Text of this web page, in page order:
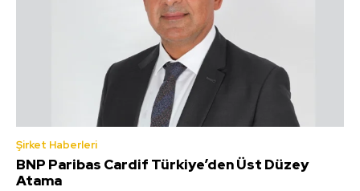
Şirket Haberleri
BNP Paribas Cardif Türkiye’den Üst Düzey
Atama